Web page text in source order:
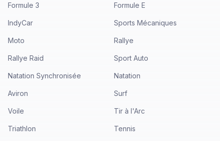
Formule 3 Formule E
IndyCar Sports Mécaniques
Moto Rallye
Rallye Raid Sport Auto
Natation Synchronisée Natation
Aviron Surf
Voile Tir à l'Arc
Triathlon Tennis